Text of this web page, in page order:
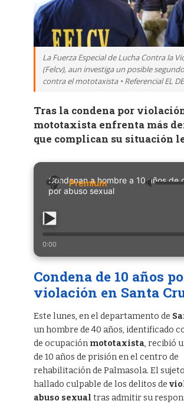
La Fuerza Especial de Lucha Contra la
(Felcv), aun investiga un posible
contra el mototaxista • Referencial EL
Tras la condena por
mototaxista enfrenta más
que complican su situación
Condenan a hombre a 10 años de
por abuso sexual
🔈
0:00
Condena de 10 años
violación en Santa
Este lunes, en el departamento de
un hombre de 40 años, identificado
de ocupación mototaxista, recibió
de 10 años de prisión en el centro de
rehabilitación de Palmasola. El
hallado culpable de los delitos de
abuso sexual tras admitir su